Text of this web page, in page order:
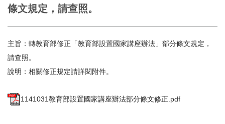
條文規定，請查照。
主旨：轉教育部修正「教育部設置國家講座辦法」部分條文規定，
請查照。
說明：相關修正規定請詳閱附件。
1141031教育部設置國家講座辦法部分條文修正.pdf